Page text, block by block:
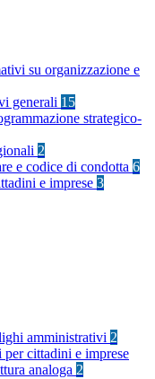
su organizzazione e
generali 15
strategico-
2
e codice di condotta 6
e imprese 3
amministrativi 2
cittadini e imprese
analoga 2